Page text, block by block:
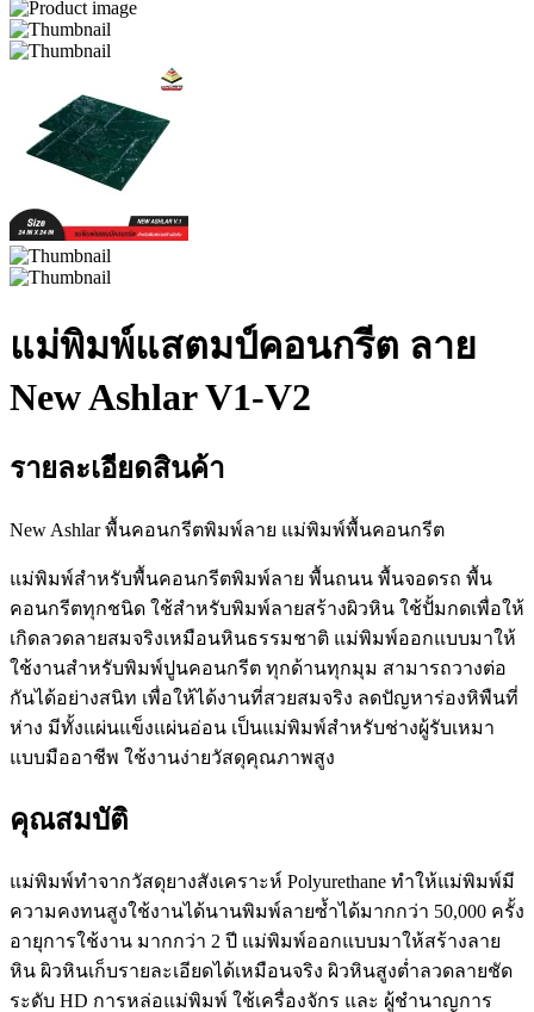
แม่พิมพ์แสตมป์คอนกรีต ลาย
New Ashlar V1-V2
รายละเอียดสินค้า
New Ashlar พื้นคอนกรีตพิมพ์ลาย แม่พิมพ์พื้นคอนกรีต
แม่พิมพ์สำหรับพื้นคอนกรีตพิมพ์ลาย พื้นถนน พื้นจอดรถ พื้น
คอนกรีตทุกชนิด ใช้สำหรับพิมพ์ลายสร้างผิวหิน ใช้ปั้มกดเพื่อให้
เกิดลวดลายสมจริงเหมือนหินธรรมชาติ แม่พิมพ์ออกแบบมาให้
ใช้งานสำหรับพิมพ์ปูนคอนกรีต ทุกด้านทุกมุม สามารถวางต่อ
กันได้อย่างสนิท เพื่อให้ได้งานที่สวยสมจริง ลดปัญหาร่องหิพืนที่
ห่าง มีทั้งแผ่นแข็งแผ่นอ่อน เป็นแม่พิมพ์สำหรับช่างผู้รับเหมา
แบบมืออาชีพ ใช้งานง่ายวัสดุคุณภาพสูง
คุณสมบัติ
แม่พิมพ์ทำจากวัสดุยางสังเคราะห์ Polyurethane ทำให้แม่พิมพ์มี
ความคงทนสูงใช้งานได้นานพิมพ์ลายซ้ำได้มากกว่า 50,000 ครั้ง
อายุการใช้งาน มากกว่า 2 ปี แม่พิมพ์ออกแบบมาให้สร้างลาย
หิน ผิวหินเก็บรายละเอียดได้เหมือนจริง ผิวหินสูงต่ำลวดลายชัด
ระดับ HD การหล่อแม่พิมพ์ ใช้เครื่องจักร และ ผู้ชำนาญการ